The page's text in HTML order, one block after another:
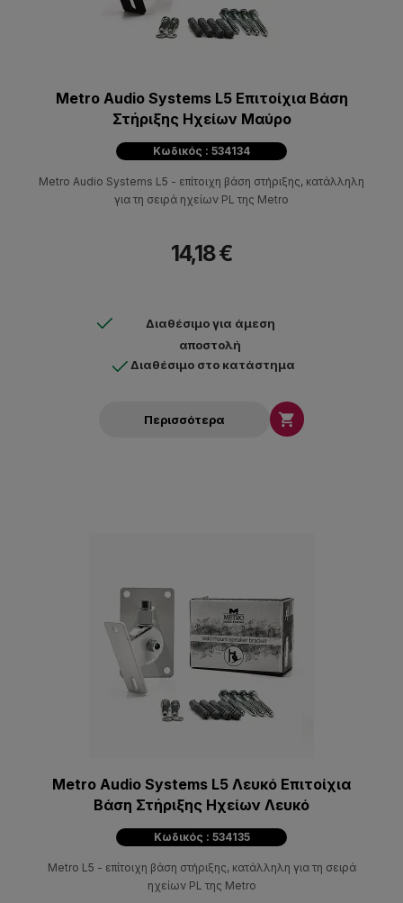
Metro Audio Systems L5 Επιτοίχια Βάση
Στήριξης Ηχείων Μαύρο
Κωδικός : 534134
Metro Audio Systems L5 - επίτοιχη βάση στήριξης, κατάλληλη
για τη σειρά ηχείων PL της Metro
14,18 €
Διαθέσιμο για άμεση
αποστολή
Διαθέσιμο στο κατάστημα
Περισσότερα 
Metro Audio Systems L5 Λευκό Επιτοίχια
Βάση Στήριξης Ηχείων Λευκό
Κωδικός : 534135
Metro L5 - επίτοιχη βάση στήριξης, κατάλληλη για τη σειρά
ηχείων PL της Metro